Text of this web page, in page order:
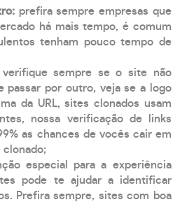
prefira sempre empresas que
há mais tempo, é comum
tenham pouco tempo de
verifique sempre se o site não
passar por outro, veja se a logo
da URL, sites clonados usam
nossa verificação de links
as chances de vocês cair em
clonado;
especial para a experiência
pode te ajudar a identificar
Prefira sempre, sites com boa